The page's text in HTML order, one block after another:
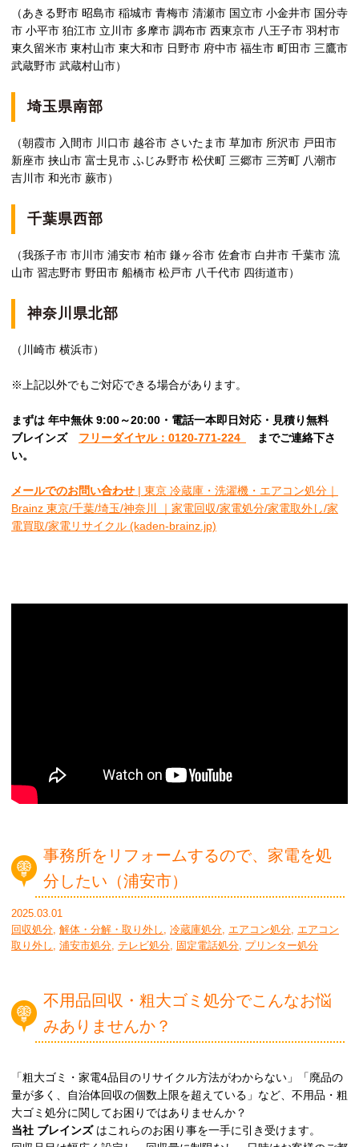
（あきる野市 昭島市 稲城市 青梅市 清瀬市 国立市 小金井市 国分寺
市 小平市 狛江市 立川市 多摩市 調布市 西東京市 八王子市 羽村市
東久留米市 東村山市 東大和市 日野市 府中市 福生市 町田市 三鷹市
武蔵野市 武蔵村山市）
埼玉県南部
（朝霞市 入間市 川口市 越谷市 さいたま市 草加市 所沢市 戸田市
新座市 挟山市 富士見市 ふじみ野市 松伏町 三郷市 三芳町 八潮市
吉川市 和光市 蕨市）
千葉県西部
（我孫子市 市川市 浦安市 柏市 鎌ヶ谷市 佐倉市 白井市 千葉市 流
山市 習志野市 野田市 船橋市 松戸市 八千代市 四街道市）
神奈川県北部
（川崎市 横浜市）
※上記以外でもご対応できる場合があります。
まずは 年中無休 9:00～20:00・電話一本即日対応・見積り無料
ブレインズ フリーダイヤル：0120-771-224 までご連絡下さ
い。
メールでのお問い合わせ | 東京 冷蔵庫・洗濯機・エアコン処分｜
Brainz 東京/千葉/埼玉/神奈川 ｜家電回収/家電処分/家電取外し/家
電買取/家電リサイクル (kaden-brainz.jp)
事務所をリフォームするので、家電を処
分したい（浦安市）
2025.03.01
回収処分, 解体・分解・取り外し , 冷蔵庫処分, エアコン処分, エアコン
取り外し , 浦安市処分, テレビ処分, 固定電話処分, プリンター処分
不用品回収・粗大ゴミ処分でこんなお悩
みありませんか？
「粗大ゴミ・家電4品目のリサイクル方法がわからない」「廃品の
量が多く、自治体回収の個数上限を超えている」など、不用品・粗
大ゴミ処分に関してお困りではありませんか？
当社 ブレインズはこれらのお困り事を一手に引き受けます。